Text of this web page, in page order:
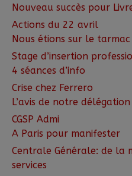
Nouveau succès pour
Actions du 22 avril
Nous étions sur le tarmac
Stage d’insertion
4 séances d’info
Crise chez Ferrero
L’avis de notre
CGSP Admi
A Paris pour manifester
Centrale Générale: de la
services